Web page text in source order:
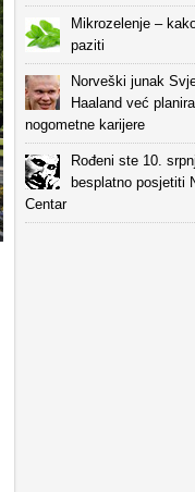
Mikrozelenje –
paziti
Norveški junak
Haaland već
nogometne karijere
Rođeni ste 10.
besplatno posjetiti
Centar